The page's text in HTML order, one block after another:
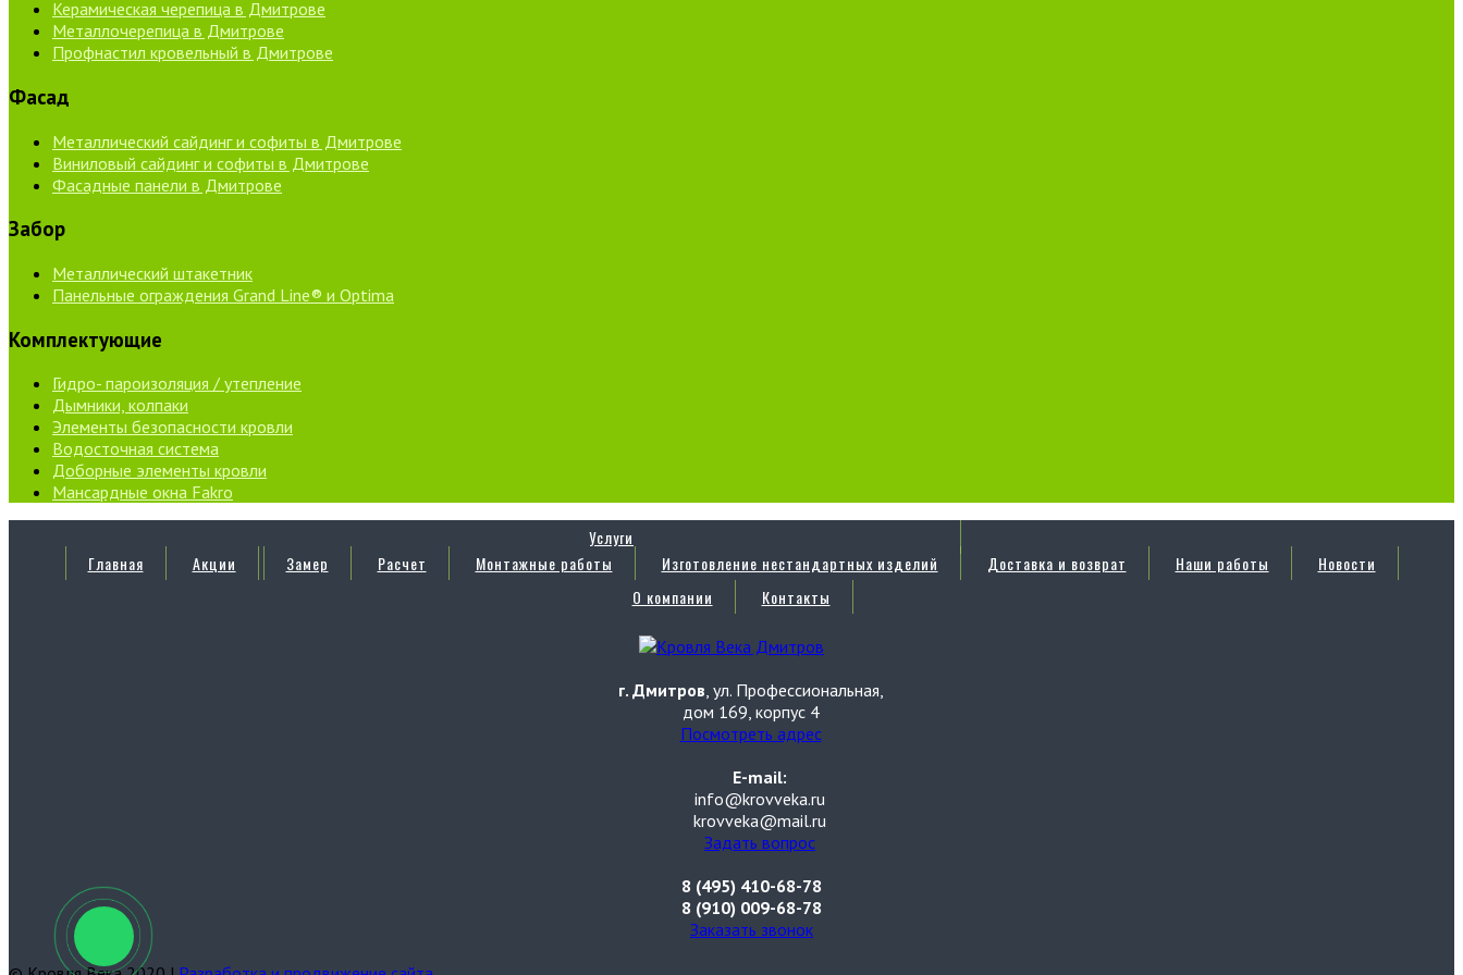
Керамическая черепица в Дмитрове
Металлочерепица в Дмитрове
Профнастил кровельный в Дмитрове
Фасад
Металлический сайдинг и софиты в Дмитрове
Виниловый сайдинг и софиты в Дмитрове
Фасадные панели в Дмитрове
Забор
Металлический штакетник
Панельные ограждения Grand Line® и Optima
Комплектующие
Гидро- пароизоляция / утепление
Дымники, колпаки
Элементы безопасности кровли
Водосточная система
Доборные элементы кровли
Мансардные окна Fakro
Главная Акции
Услуги
Замер
Расчет Монтажные работы Изготовление нестандартных изделий Доставка и возврат Наши работы
Новости
О компании
Контакты
г. Дмитров, ул. Профессиональная,
дом 169, корпус 4
Посмотреть адрес
E-mail:
info@krovveka.ru
krovveka@mail.ru
Задать вопрос
8 (495) 410-68-78
8 (910) 009-68-78
Заказать звонок